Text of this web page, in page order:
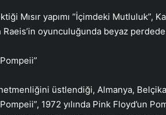
Mısır yapımı “İçimdeki Mutluluk”,
oyunculuğunda beyaz
üstlendiği, Almanya,
1972 yılında Pink Floyd’un